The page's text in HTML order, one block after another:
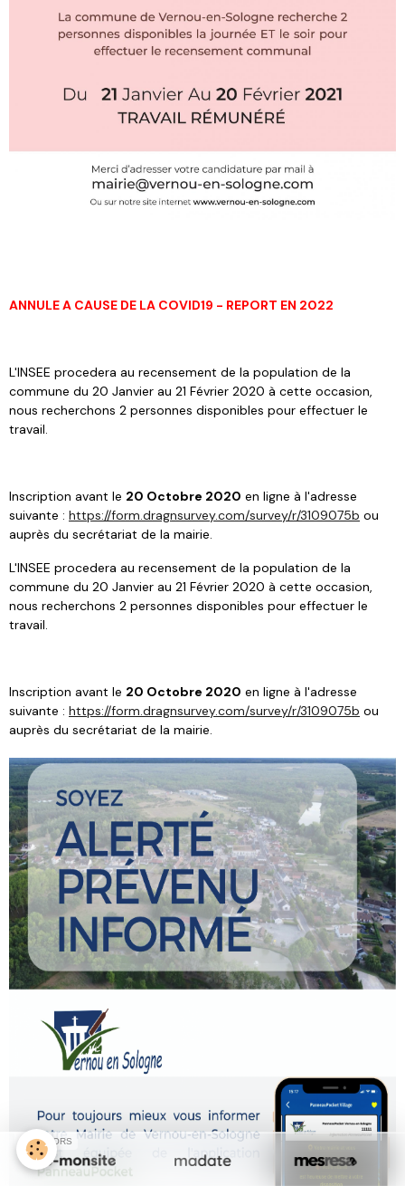
ANNULE A CAUSE DE LA COVID19 - REPORT EN 2022
L'INSEE procedera au recensement de la population de la
commune du 20 Janvier au 21 Février 2020 à cette occasion,
nous recherchons 2 personnes disponibles pour effectuer le
travail.
Inscription avant le 20 Octobre 2020 en ligne à l'adresse
suivante : https://form.dragnsurvey.com/survey/r/3109075b ou
auprès du secrétariat de la mairie.
L'INSEE procedera au recensement de la population de la
commune du 20 Janvier au 21 Février 2020 à cette occasion,
nous recherchons 2 personnes disponibles pour effectuer le
travail.
Inscription avant le 20 Octobre 2020 en ligne à l'adresse
suivante : https://form.dragnsurvey.com/survey/r/3109075b ou
auprès du secrétariat de la mairie.
SPONSORS